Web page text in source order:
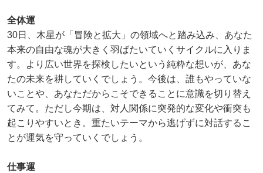
全体運
30日、木星が「冒険と拡大」の領域へと踏み込み、あなた
本来の自由な魂が大きく羽ばたいていくサイクルに入りま
す。より広い世界を探検したいという純粋な想いが、あな
たの未来を耕していくでしょう。今後は、誰もやっていな
いことや、あなただからこそできることに意識を切り替え
てみて。ただし今期は、対人関係に突発的な変化や衝突も
起こりやすいとき。重たいテーマから逃げずに対話するこ
とが運気を守っていくでしょう。
仕事運